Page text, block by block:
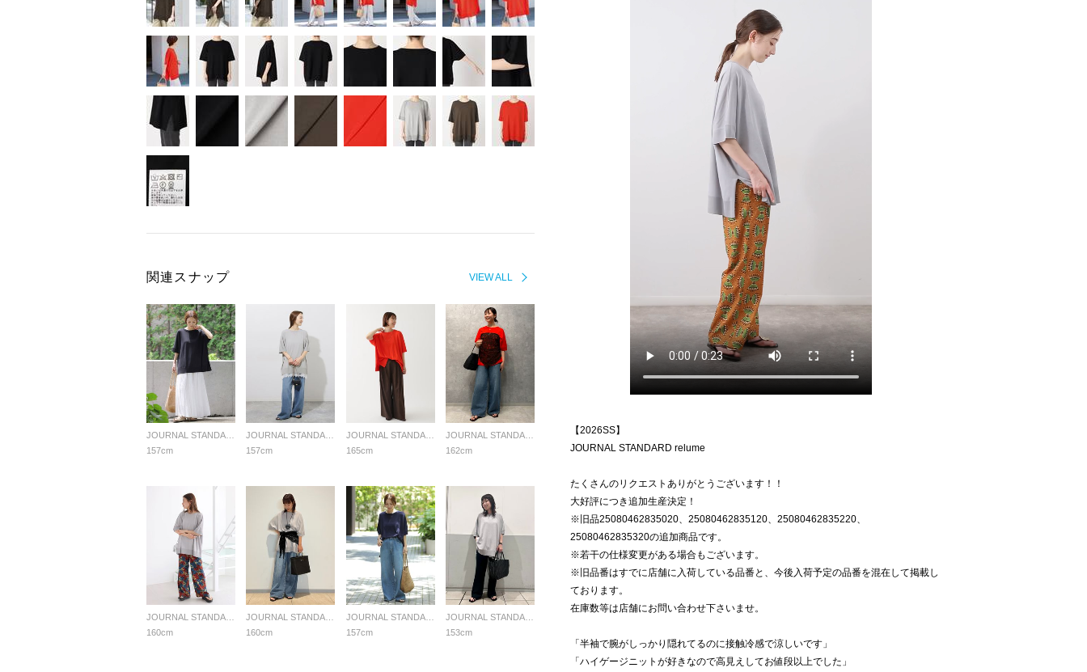
VIEW ALL
関連スナップ
157cm
157cm
JOURNAL STANDARD relume LADYS
165cm
JOURNAL STANDARD relume LADYS
162cm
160cm
160cm
JOURNAL STANDARD relume LADYS
157cm
JOURNAL STANDARD relume LADYS
153cm
【2026SS】
JOURNAL STANDARD relume
たくさんのリクエストありがとうございます！！
大好評につき追加生産決定！
※旧品25080462835020、25080462835120、25080462835220、
25080462835320の追加商品です。
※若干の仕様変更がある場合もございます。
※旧品番はすでに店舗に入荷している品番と、今後入荷予定の品番を混在して掲載し
ております。
在庫数等は店舗にお問い合わせ下さいませ。
「半袖で腕がしっかり隠れてるのに接触冷感で涼しいです」
「ハイゲージニットが好きなので高見えしてお値段以上でした」